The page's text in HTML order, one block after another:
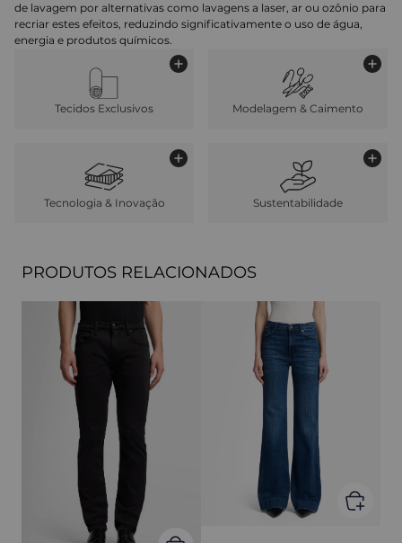
de lavagem por alternativas como lavagens a laser, ar ou ozônio para
recriar estes efeitos, reduzindo significativamente o uso de água,
energia e produtos químicos.
Tecidos Exclusivos Modelagem & Caimento
Tecnologia & Inovação Sustentabilidade
PRODUTOS RELACIONADOS